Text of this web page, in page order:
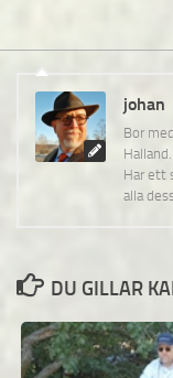
johan
Bor
Har ett
alla
DU GILLAR